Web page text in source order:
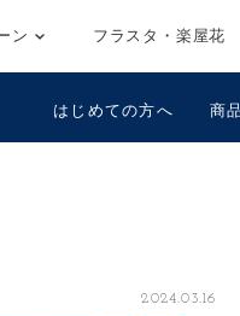
ン フラスタ・楽屋花
はじめての方へ 商
2024.03.16